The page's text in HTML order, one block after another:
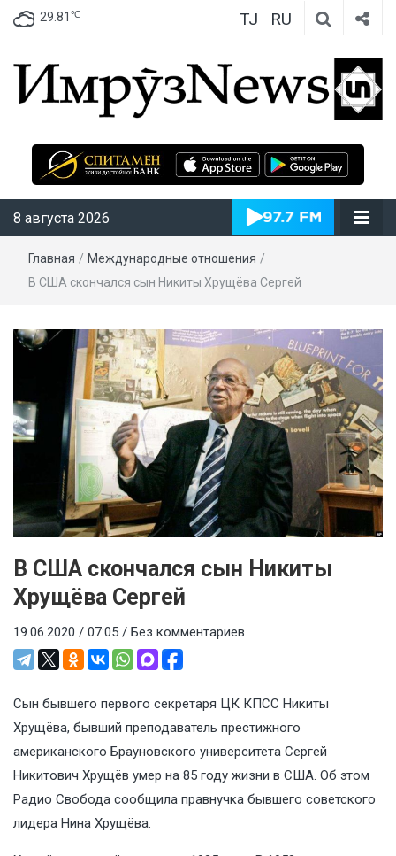
29.81 ℃ TJ RU
ИмрӯзNews
8 августа 2026
Главная / Международные отношения /
В США скончался сын Никиты Хрущёва Сергей
В США скончался сын Никиты
Хрущёва Сергей
19.06.2020 / 07:05 / Без комментариев
Сын бывшего первого секретаря ЦК КПСС Никиты
Хрущёва, бывший преподаватель престижного
американского Брауновского университета Сергей
Никитович Хрущёв умер на 85 году жизни в США. Об этом
Радио Свобода сообщила правнучка бывшего советского
лидера Нина Хрущёва.